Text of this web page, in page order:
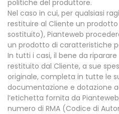
politiche del produttore.
Nel caso in cui, per qualsiasi
restituire al Cliente un
sostituito), Pianteweb
un prodotto di caratteristiche
In tutti i casi, il bene da
restituito dal Cliente, a sue
originale, completa in tutte le
documentazione e dotazione
l’etichetta fornita da
numero di RMA (Codice di